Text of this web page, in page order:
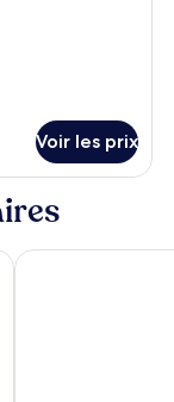
Voir les prix
ibis Budget